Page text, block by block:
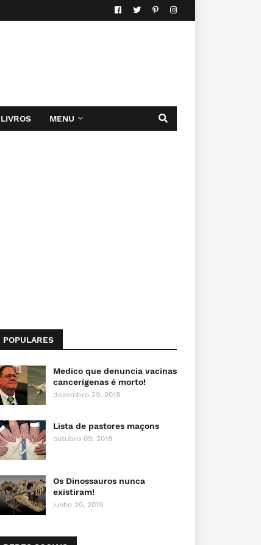
LIVROS MENU
POPULARES
Medico que denuncia vacinas
cancerígenas é morto!
dezembro 29, 2018
Lista de pastores maçons
outubro 09, 2018
Os Dinossauros nunca
existiram!
junho 20, 2019